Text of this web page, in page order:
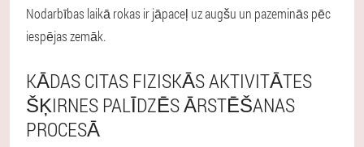
Nodarbības laikā rokas ir jāpaceļ uz augšu un pazeminās pēc
iespējas zemāk.
KĀDAS CITAS FIZISKĀS AKTIVITĀTES
ŠĶIRNES PALĪDZĒS ĀRSTĒŠANAS
PROCESĀ